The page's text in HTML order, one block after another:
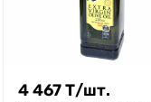
4 467Т/шт.